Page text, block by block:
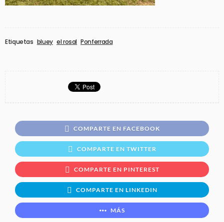
Etiquetas bluey el rosal Ponferrada
COMPARTE EN FACEBOOK
COMPARTE EN TWITTER
COMPARTE EN PINTEREST
COMPARTE EN LINKEDIN
MÁS